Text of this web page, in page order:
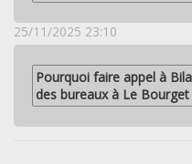
25/11/2025 23:10
Pourquoi faire appel à
des bureaux à Le Bourget